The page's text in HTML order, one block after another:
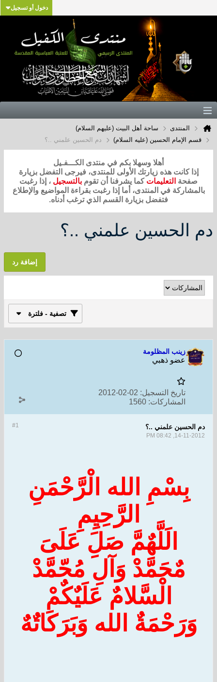
دخول أو تسجيل
المنتدى
ساحة أهل البيت (عليهم السلام)
قسم الإمام الحسين (عليه السلام)
دم الحسين علمني ..؟
أهلا وسهلا بكم في منتدى الكـــفـيل
إذا كانت هذه زيارتك الأولى للمنتدى، فيرجى التفضل بزيارة
صفحة التعليمات كما يشرفنا أن تقوم بالتسجيل ، إذا رغبت
بالمشاركة في المنتدى، أما إذا رغبت بقراءة المواضيع والإطلاع
فتفضل بزيارة القسم الذي ترغب أدناه.
دم الحسين علمني ..؟
إضافة رد
تصفية - فلترة
زينب المظلومة
عضو ذهبي
تاريخ التسجيل: 02-02-2012
المشاركات: 1560
#1 دم الحسين علمني ..؟
14-11-2012, 08:42 PM
بِسْمِ الله الْرَّحْمَنِ
الرَّحِيِمِ
الَلَّهٌمَّ صَلَِ عَلَىَ
مٌحَمَّدْ وَآلِ مُحّمَّدْ
الْسَّلامٌ عَلَيٌكٌمْ
وَرَحْمَةٌ الله وَبَرَكَاتٌهٌ